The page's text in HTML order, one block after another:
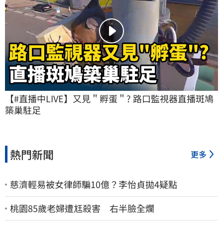
【#直播中LIVE】又見＂孵蛋＂? 路口監視器直播斑鳩
築巢駐足
熱門新聞 更多
慈濟輕易被女律師騙10億？李怡貞拋4疑點
桃園85歲老婦遭尪殺害 右半臉全爛